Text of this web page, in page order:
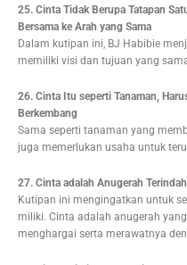
25. Cinta Tidak Berupa Tatapan
Bersama ke Arah yang Sama
Dalam kutipan ini, BJ Habibie
memiliki visi dan tujuan yang
26. Cinta Itu seperti Tanaman,
Berkembang
Sama seperti tanaman yang
juga memerlukan usaha untuk
27. Cinta adalah Anugerah
Kutipan ini mengingatkan untuk
miliki. Cinta adalah anugerah
menghargai serta merawatnya